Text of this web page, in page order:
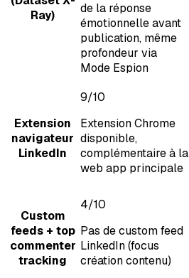
Ray)
de la réponse
émotionnelle avant
publication, même
profondeur via
Mode Espion
Extension
navigateur
LinkedIn
9/10
Extension Chrome
disponible,
complémentaire à la
web app principale
Custom
feeds + top
commenter
tracking
4/10
Pas de custom feed
LinkedIn (focus
création contenu)